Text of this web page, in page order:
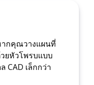
ากคุณวางแผนที่
ยหัวโพรบแบบ
CAD เล็กกว่า